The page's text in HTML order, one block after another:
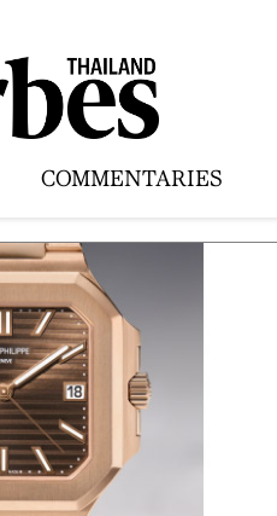
COMMENTARIES